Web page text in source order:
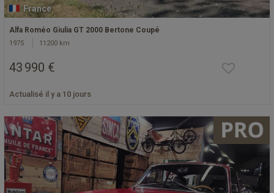
France
Alfa Roméo Giulia GT 2000 Bertone Coupé
1975 11200 km
43 990 €
Actualisé il y a 10 jours